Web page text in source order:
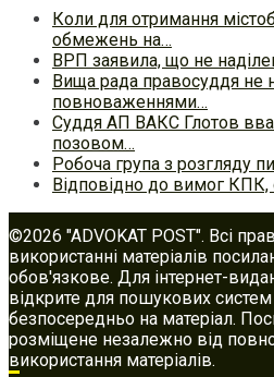
Коли для отримання
обмежень на…
ВРП заявила, що не
Вища рада правосуддя не
повноваженнями…
Суддя АП ВАКС Глотов
позовом…
Робоча група з розгляду
Відповідно до вимог КПК,
©2026 "ADVOKAT POST". Всі
використанні матеріалів
обов'язкове. Для інтернет-
відкрите для пошукових систем
безпосередньо на матеріал.
розміщене незалежно від
використання матеріалів.